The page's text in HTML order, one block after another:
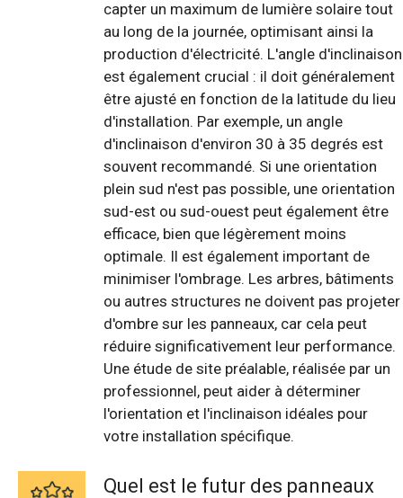
capter un maximum de lumière solaire tout
au long de la journée, optimisant ainsi la
production d'électricité. L'angle d'inclinaison
est également crucial : il doit généralement
être ajusté en fonction de la latitude du lieu
d'installation. Par exemple, un angle
d'inclinaison d'environ 30 à 35 degrés est
souvent recommandé. Si une orientation
plein sud n'est pas possible, une orientation
sud-est ou sud-ouest peut également être
efficace, bien que légèrement moins
optimale. Il est également important de
minimiser l'ombrage. Les arbres, bâtiments
ou autres structures ne doivent pas projeter
d'ombre sur les panneaux, car cela peut
réduire significativement leur performance.
Une étude de site préalable, réalisée par un
professionnel, peut aider à déterminer
l'orientation et l'inclinaison idéales pour
votre installation spécifique.
Quel est le futur des panneaux